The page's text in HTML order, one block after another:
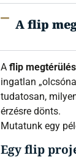
A flip
A flip
ingatlan
tudatosan,
érzésre dönts.
Mutatunk egy
Egy flip